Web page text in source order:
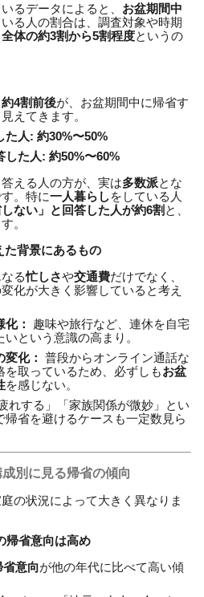
るデータによると、 お盆期間中
る人の割合は、調査対象や時期
全体の約3割から5割程度というの
約4割前後が、お盆期間中に帰省す
えてきます。
た人: 約30%〜50%
した人: 約50%〜60%
える人の方が、実は多数派とな
。特に一人暮らしをしている人
しない」 と回答した人が約6割 と、
。
た背景にあるもの
る忙しさや交通費だけでなく、
化が大きく影響していると考え
：
趣味や旅行など、連休を自宅
という意識の高まり。
化： 普段からオンライン通話な
を取っているため、必ずしもお盆
を感じない。
れする」「家族関係が微妙」とい
帰省を避けるケースも一定数見ら
別に見る帰省の傾向
の状況によって大きく異なりま
帰省意向は高め
省意向が他の年代に比べて高い傾